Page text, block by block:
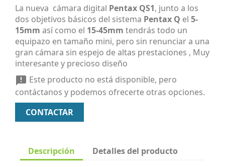
La nueva cámara digital Pentax QS1, junto a los
dos objetivos básicos del sistema Pentax Q el 5-
15mm así como el 15-45mm tendrás todo un
equipazo en tamaño mini, pero sin renunciar a una
gran cámara sin espejo de altas prestaciones , Muy
interesante y precioso diseño
 Este producto no está disponible, pero
contáctanos y podemos ofrecerte otras opciones.
CONTACTAR
Descripción Detalles del producto